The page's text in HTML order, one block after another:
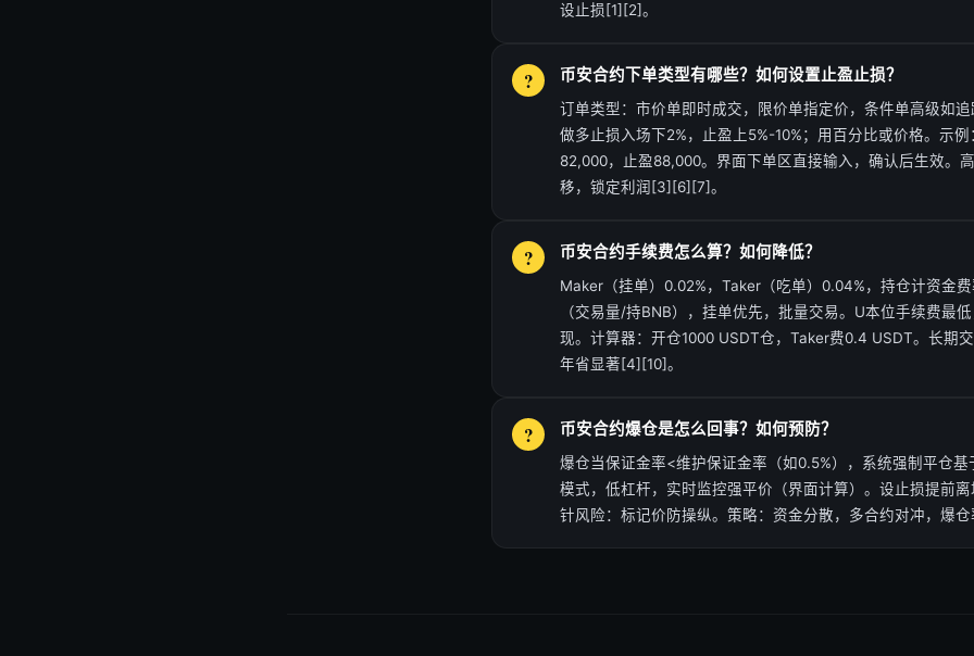
设止损[1][2]。
币安合约下单类型有哪些？如何设置止盈止损？
订单类型：市价单即时成交，限价单指定价，条件单高级如
做多止损入场下2%，止盈上5%-10%；用百分比或价格。示
82,000，止盈88,000。界面下单区直接输入，确认后生效。
移，锁定利润[3][6][7]。
币安合约手续费怎么算？如何降低？
Maker（挂单）0.02%，Taker（吃单）0.04%，持仓计资金
（交易量/持BNB），挂单优先，批量交易。U本位手续费最
现。计算器：开仓1000 USDT仓，Taker费0.4 USDT。长期
年省显著[4][10]。
币安合约爆仓是怎么回事？如何预防？
爆仓当保证金率<维护保证金率（如0.5%），系统强制平仓
模式，低杠杆，实时监控强平价（界面计算）。设止损提前
针风险：标记价防操纵。策略：资金分散，多合约对冲，爆